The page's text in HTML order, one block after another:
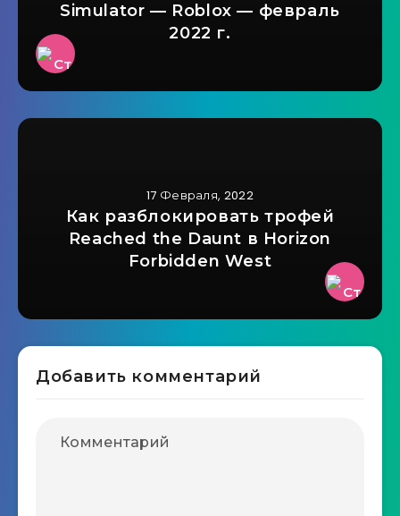
Simulator — Roblox — февраль
2022 г.
17 Февраля, 2022
Как разблокировать трофей
Reached the Daunt в Horizon
Forbidden West
Добавить комментарий